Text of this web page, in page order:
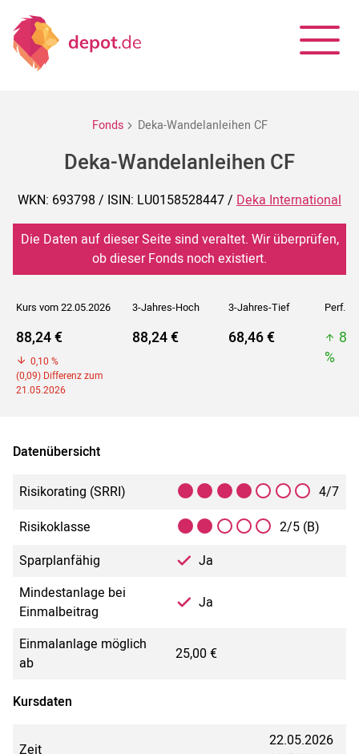
Fonds Deka-Wandelanleihen CF
Deka-Wandelanleihen CF
WKN: 693798 / ISIN: LU0158528447 / Deka International
Die Daten auf dieser Seite sind veraltet. Wir überprüfen,
ob dieser Fonds noch existiert.
Kurs vom 22.05.2026 3-Jahres-Hoch 3-Jahres-Tief Perf. 5J
88,24 €
0,10 %
(0,09) Differenz zum
21.05.2026
88,24 € 68,46 €
%
Datenübersicht
Risikorating (SRRI)
4/7
Risikoklasse
2/5 (B)
Sparplanfähig
Ja
Mindestanlage bei
Einmalbeitrag
Ja
Einmalanlage möglich
ab
25,00 €
Kursdaten
Zeit
22.05.2026